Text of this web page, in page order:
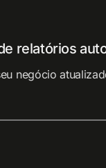
relatórios
negócio